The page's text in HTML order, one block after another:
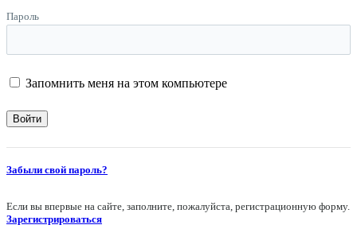
Пароль
Запомнить меня на этом компьютере
Забыли свой пароль?
Если вы впервые на сайте, заполните, пожалуйста, регистрационную форму.
Зарегистрироваться